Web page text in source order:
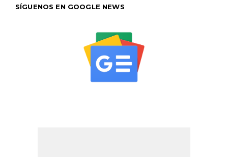
SÍGUENOS EN GOOGLE NEWS